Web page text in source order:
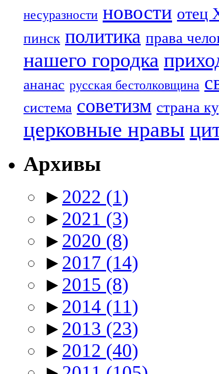
несуразности новости отец
пинск политика права
нашего городка
ананас русская бестолковщина
система советизм страна
церковные нравы
Архивы
► 2022 (1)
► 2021 (3)
► 2020 (8)
► 2017 (14)
► 2015 (8)
► 2014 (11)
► 2013 (23)
► 2012 (40)